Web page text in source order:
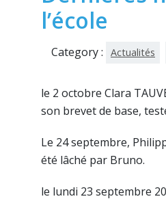
l’école
Category : Actualités
le 2 octobre Clara
son brevet de base,
Le 24 septembre,
été lâché par Bruno.
le lundi 23 septembre